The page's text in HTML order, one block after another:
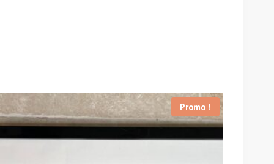
Promo !